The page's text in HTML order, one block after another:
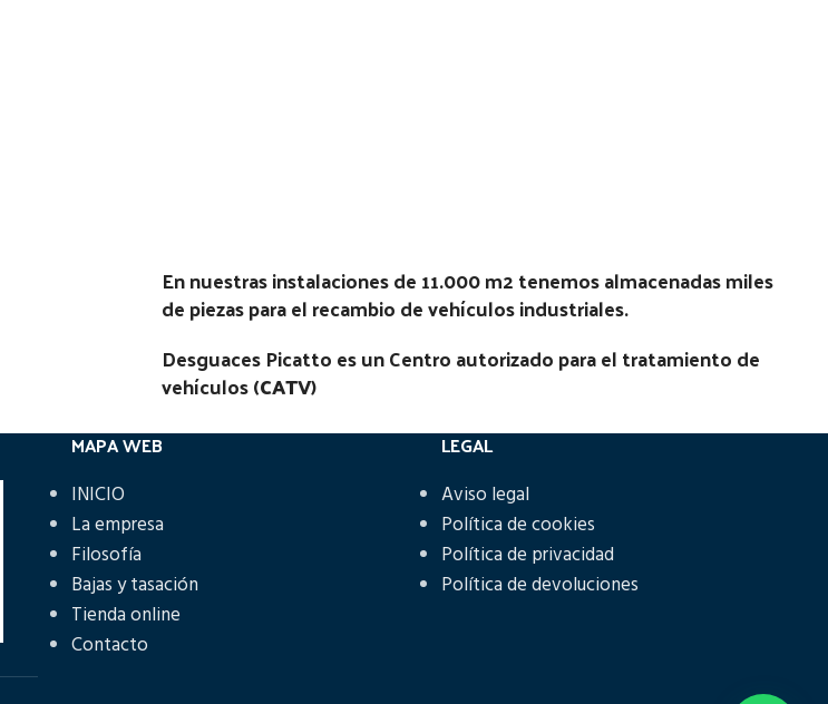
En nuestras instalaciones de 11.000 m2 tenemos almacenadas miles
de piezas para el recambio de vehículos industriales.
Desguaces Picatto es un Centro autorizado para el tratamiento de
vehículos (CATV)
MAPA WEB
INICIO
La empresa
Filosofía
Bajas y tasación
Tienda online
Contacto
LEGAL
Aviso legal
Política de cookies
Política de privacidad
Política de devoluciones